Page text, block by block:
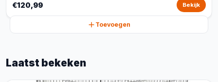
€120,99 Bekijk
Toevoegen
Laatst bekeken